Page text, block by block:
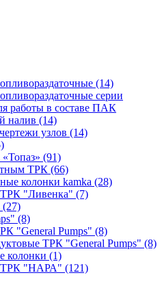
(14)
серии
работы в составе ПАК
налив (14)
узлов (14)
(91)
ТРК (66)
колонки kamka (28)
ТРК "Ливенка" (7)
(8)
"General Pumps" (8)
ТРК "General Pumps" (8)
колонки (1)
ТРК "НАРА" (121)